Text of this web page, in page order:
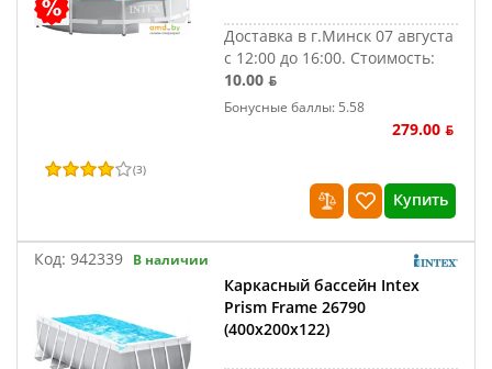
Доставка в г.Минск 07 августа
с 12:00 до 16:00. Стоимость:
10.00 ƃ
Бонусные баллы: 5.58
279.00 ƃ
(3)
Купить
Код: 942339 В наличии
Каркасный бассейн Intex
Prism Frame 26790
(400x200x122)